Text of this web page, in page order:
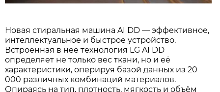
Новая стиральная машина AI DD ― эффективное,
интеллектуальное и быстрое устройство.
Встроенная в неё технология LG AI DD
определяет не только вес ткани, но и её
характеристики, оперируя базой данных из 20
000 различных комбинаций материалов.
Опираясь на тип, плотность, мягкость и объём